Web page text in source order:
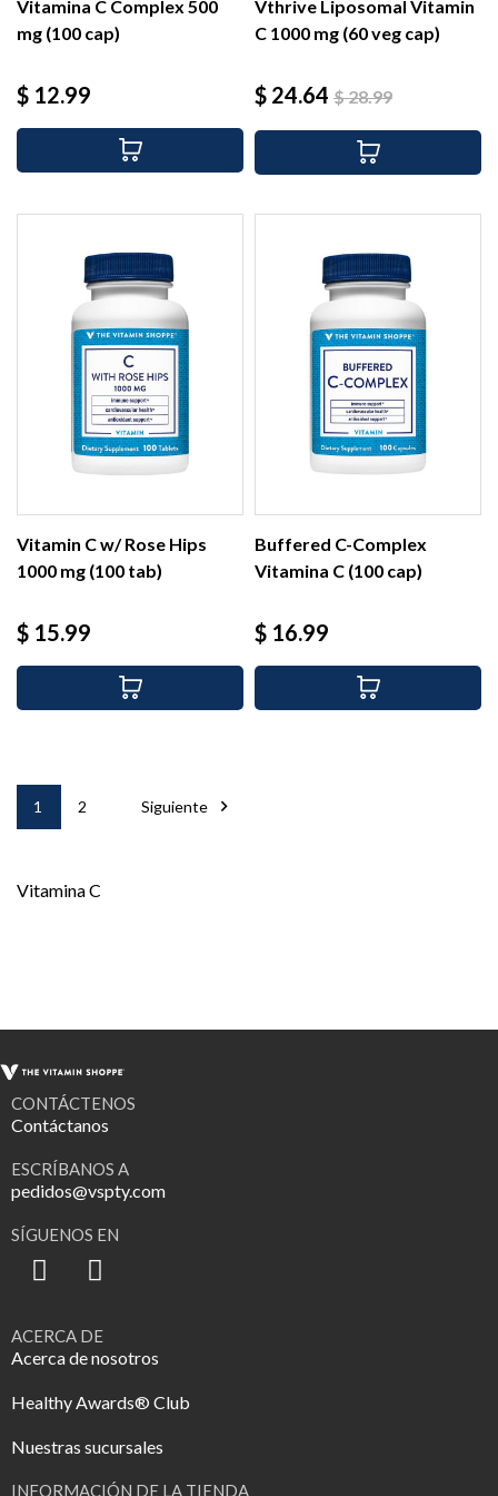
Vitamina C Complex 500
mg (100 cap)
Precio
$ 12.99
Vthrive Liposomal Vitamin
C 1000 mg (60 veg cap)
Precio
$ 24.64 Precio
$ 28.99
Vitamin C w/ Rose Hips
1000 mg (100 tab)
Precio
$ 15.99
Buffered C-Complex
Vitamina C (100 cap)
Precio
$ 16.99
1 2 Siguiente 
Vitamina C
CONTÁCTENOS
Contáctanos
ESCRÍBANOS A
pedidos@vspty.com
SÍGUENOS EN
ACERCA DE
Acerca de nosotros
Healthy Awards® Club
Nuestras sucursales
INFORMACIÓN DE LA TIENDA